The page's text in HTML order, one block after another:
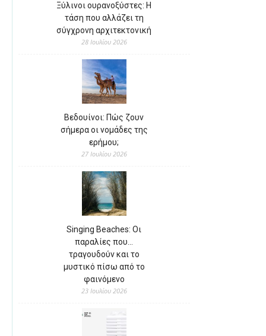
Ξύλινοι ουρανοξύστες: Η
τάση που αλλάζει τη
σύγχρονη αρχιτεκτονική
28 Ιουλίου 2026
Βεδουίνοι: Πώς ζουν
σήμερα οι νομάδες της
ερήμου;
27 Ιουλίου 2026
Singing Beaches: Οι
παραλίες που…
τραγουδούν και το
μυστικό πίσω από το
φαινόμενο
23 Ιουλίου 2026